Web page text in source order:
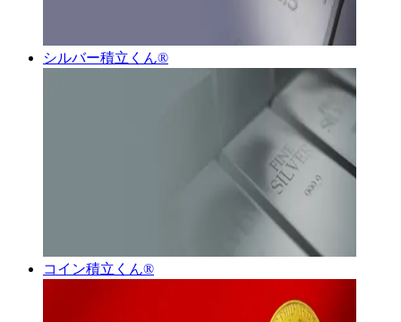
シルバー積立くん®︎
コイン積立くん®︎